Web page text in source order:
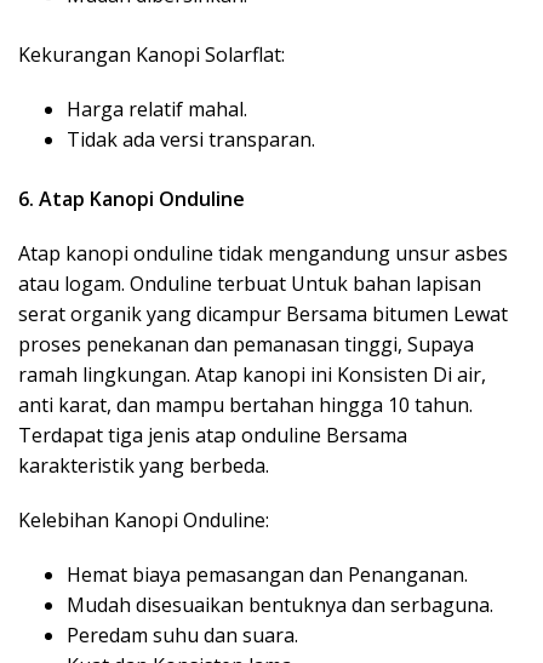
Kekurangan Kanopi Solarflat:
Harga relatif mahal.
Tidak ada versi transparan.
6. Atap Kanopi Onduline
Atap kanopi onduline tidak mengandung unsur asbes
atau logam. Onduline terbuat Untuk bahan lapisan
serat organik yang dicampur Bersama bitumen Lewat
proses penekanan dan pemanasan tinggi, Supaya
ramah lingkungan. Atap kanopi ini Konsisten Di air,
anti karat, dan mampu bertahan hingga 10 tahun.
Terdapat tiga jenis atap onduline Bersama
karakteristik yang berbeda.
Kelebihan Kanopi Onduline:
Hemat biaya pemasangan dan Penanganan.
Mudah disesuaikan bentuknya dan serbaguna.
Peredam suhu dan suara.